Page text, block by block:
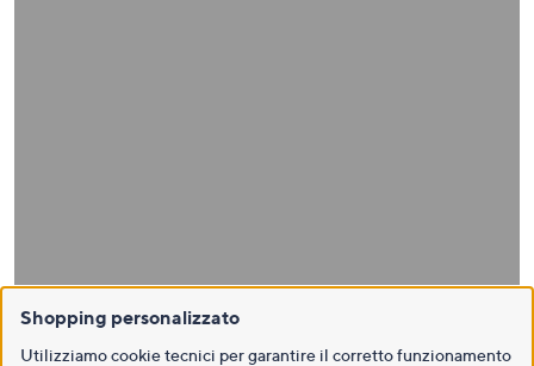
Shopping personalizzato
Utilizziamo cookie tecnici per garantire il corretto funzionamento